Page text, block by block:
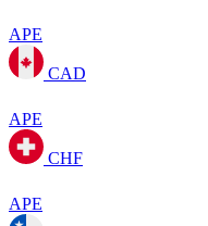
APE
CAD
APE
CHF
APE